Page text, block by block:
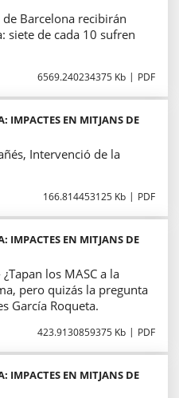
Barcelona recibirán
siete de cada 10 sufren
6569.240234375 Kb PDF
IMPACTES EN MITJANS DE
Intervenció de la
166.814453125 Kb PDF
IMPACTES EN MITJANS DE
los MASC a la
pero quizás la pregunta
García Roqueta.
423.9130859375 Kb PDF
IMPACTES EN MITJANS DE